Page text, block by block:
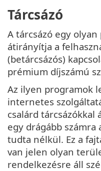
Tárcsázó
A tárcsázó egy
átirányítja a
(betárcsázós)
prémium díjszámú
Az ilyen programok
internetes
csalárd
egy drágább számra
tudta nélkül. Ez a
van jelen olyan
rendelkezésre áll